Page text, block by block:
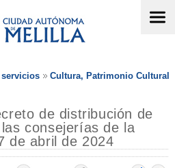
Cultura, Patrimonio Cultural
de distribución de
consejerías de la
de abril de 2024